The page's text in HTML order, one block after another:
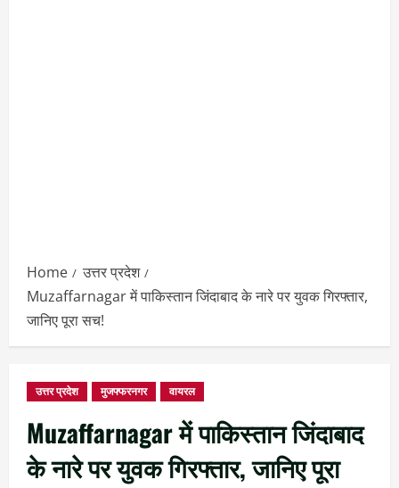
Home
उत्तर प्रदेश
Muzaffarnagar में पाकिस्तान जिंदाबाद के नारे पर युवक गिरफ्तार,
जानिए पूरा सच!
उत्तर प्रदेश मुजफ्फरनगर वायरल
Muzaffarnagar में पाकिस्तान जिंदाबाद
के नारे पर युवक गिरफ्तार, जानिए पूरा